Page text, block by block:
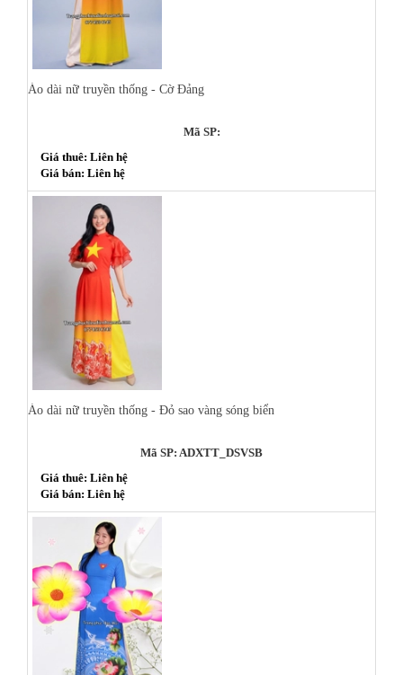
Áo dài nữ truyền thống - Cờ Đảng
Mã SP:
Giá thuê: Liên hệ
Giá bán: Liên hệ
Áo dài nữ truyền thống - Đỏ sao vàng sóng biển
Mã SP: ADXTT_DSVSB
Giá thuê: Liên hệ
Giá bán: Liên hệ